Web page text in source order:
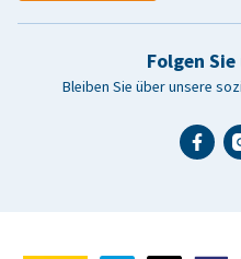
Folgen
Bleiben Sie über unsere